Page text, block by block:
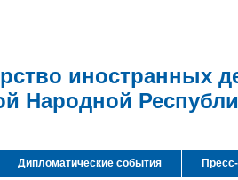
иностранных
Народной
Дипломатические события